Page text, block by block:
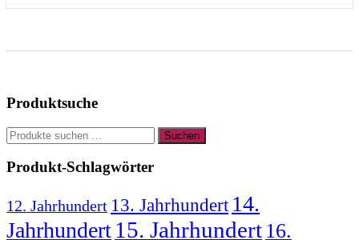
mehrere
Die
Produktsuche
Suchen
nach:
Suchen
Produkt-Schlagwörter
12. Jahrhundert 13. Jahrhundert 14.
Jahrhundert15. Jahrhundert 16.